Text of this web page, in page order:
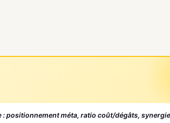
: positionnement méta, ratio coût/dégâts,